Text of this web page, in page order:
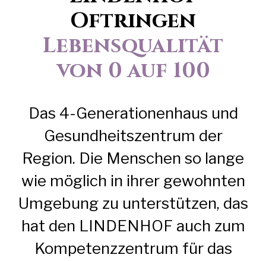
Oftringen
Lebensqualität
von 0 auf 100
Das 4-Generationenhaus und
Gesundheitszentrum der
Region. Die Menschen so lange
wie möglich in ihrer gewohnten
Umgebung zu unterstützen, das
hat den LINDENHOF auch zum
Kompetenzzentrum für das